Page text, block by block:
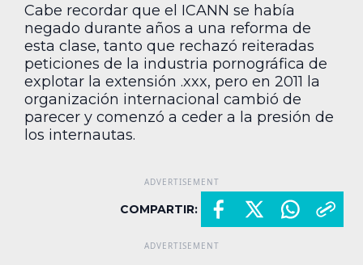
Cabe recordar que el ICANN se había
negado durante años a una reforma de
esta clase, tanto que rechazó reiteradas
peticiones de la industria pornográfica de
explotar la extensión .xxx, pero en 2011 la
organización internacional cambió de
parecer y comenzó a ceder a la presión de
los internautas.
COMPARTIR: